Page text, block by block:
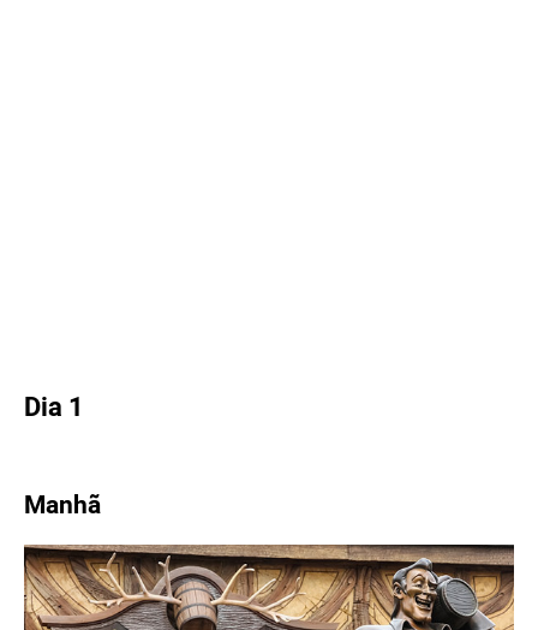
Dia 1
Manhã